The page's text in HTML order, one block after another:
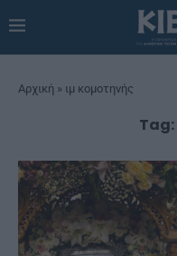
Αρχική » ιμ κομοτηνής
Tag: